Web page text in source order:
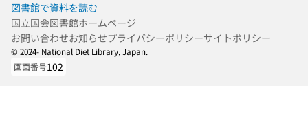
図書館で資料を読む
国立国会図書館ホームページ
お問い合わせお知らせプライバシーポリシーサイトポリシー
© 2024- National Diet Library, Japan.
画面番号102